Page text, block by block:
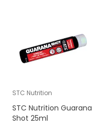
STC Nutrition
STC Nutrition Guarana
Shot 25ml